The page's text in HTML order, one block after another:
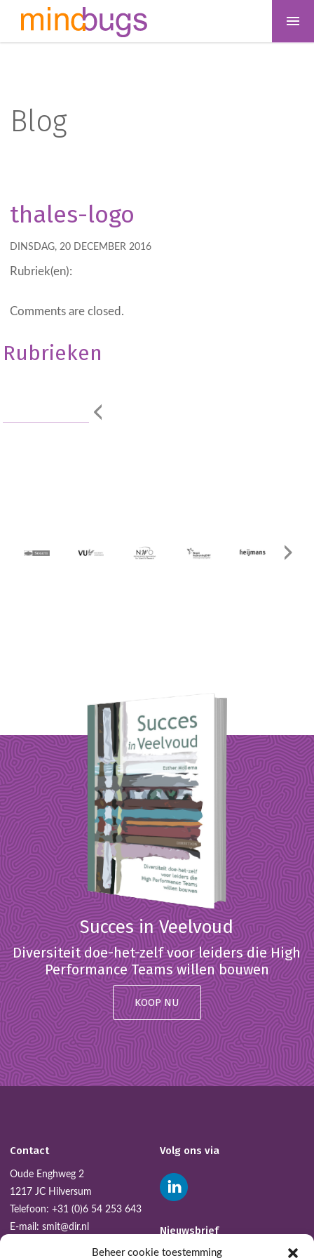
Beheer cookie toestemming
Blog
thales-logo
DINSDAG, 20 DECEMBER 2016
Rubriek(en):
Comments are closed.
Rubrieken
Succes in Veelvoud
Diversiteit doe-het-zelf voor leiders die High
Performance Teams willen bouwen
KOOP NU
Contact
Oude Enghweg 2
1217 JC Hilversum
Telefoon: +31 (0)6 54 253 643
E-mail: smit@dir.nl
Volg ons via
Nieuwsbrief